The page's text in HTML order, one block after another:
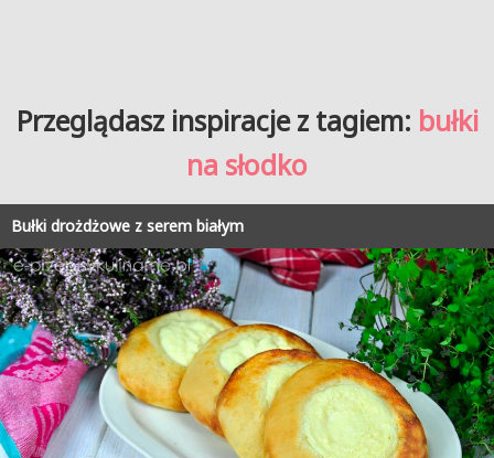
Przeglądasz inspiracje z tagiem: bułki
na słodko
Bułki drożdżowe z serem białym